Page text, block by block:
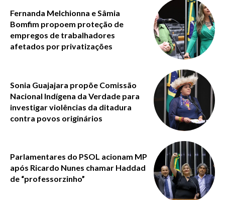
Fernanda Melchionna e Sâmia
Bomfim propoem proteção de
empregos de trabalhadores
afetados por privatizações
Sonia Guajajara propõe Comissão
Nacional Indígena da Verdade para
investigar violências da ditadura
contra povos originários
Parlamentares do PSOL acionam MP
após Ricardo Nunes chamar Haddad
de “professorzinho”